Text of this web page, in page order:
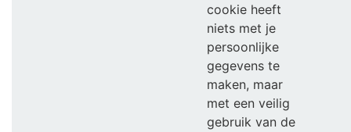
cookie heeft
niets met je
persoonlijke
gegevens te
maken, maar
met een veilig
gebruik van de